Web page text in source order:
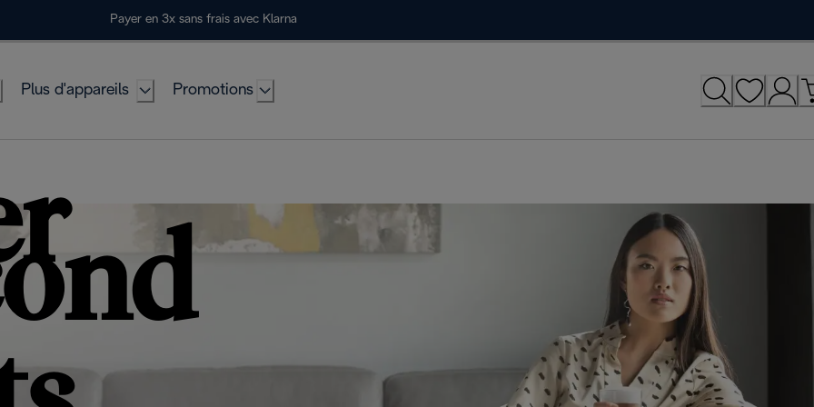
Payer en 3x sans frais avec Klarna
Plus d'appareils Promotions